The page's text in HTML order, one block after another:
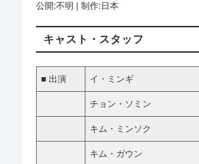
公開:不明 | 制作:日本
キャスト・スタッフ
■ 出演 イ・ミンギ
チョン・ソミン
キム・ミンソク
キム・ガウン